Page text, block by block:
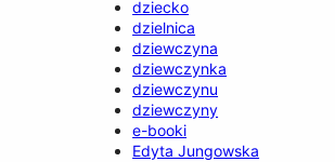
dziecko
dzielnica
dziewczyna
dziewczynka
dziewczynu
dziewczyny
e-booki
Edyta Jungowska